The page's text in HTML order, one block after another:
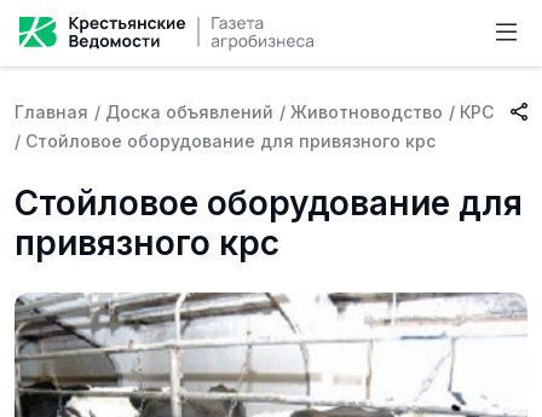
Главная / Доска объявлений / Животноводство / КРС
/ Стойловое оборудование для привязного крс
Стойловое оборудование для
привязного крс